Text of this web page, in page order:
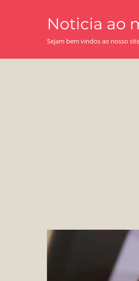
Noticia ao
Sejam bem vindos ao nosso